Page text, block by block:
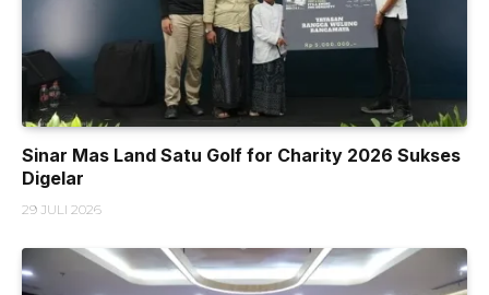
Sinar Mas Land Satu Golf for Charity 2026 Sukses
Digelar
29 JULI 2026